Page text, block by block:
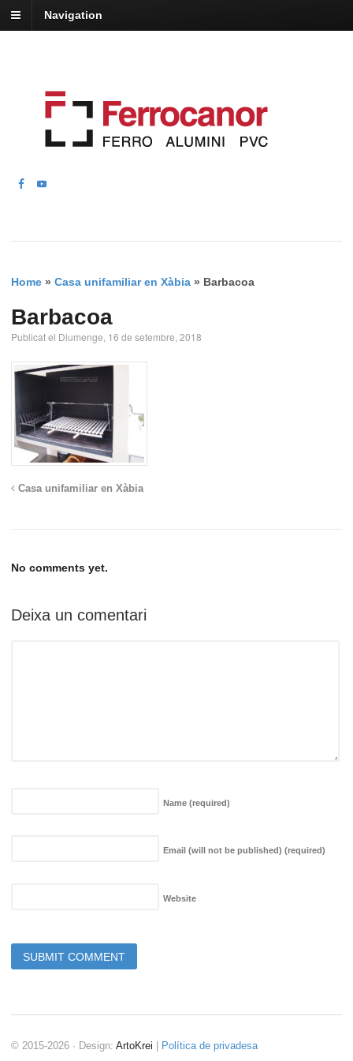
Navigation
Home » Casa unifamiliar en Xàbia » Barbacoa
Barbacoa
Publicat el Diumenge, 16 de setembre, 2018
Casa unifamiliar en Xàbia
No comments yet.
Deixa un comentari
Name (required)
Email (will not be published) (required)
Website
© 2015-2026 · Design: ArtoKrei Política de privadesa